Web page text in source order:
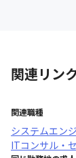
関連リン
関連職種
システムエン
ITコンサル・